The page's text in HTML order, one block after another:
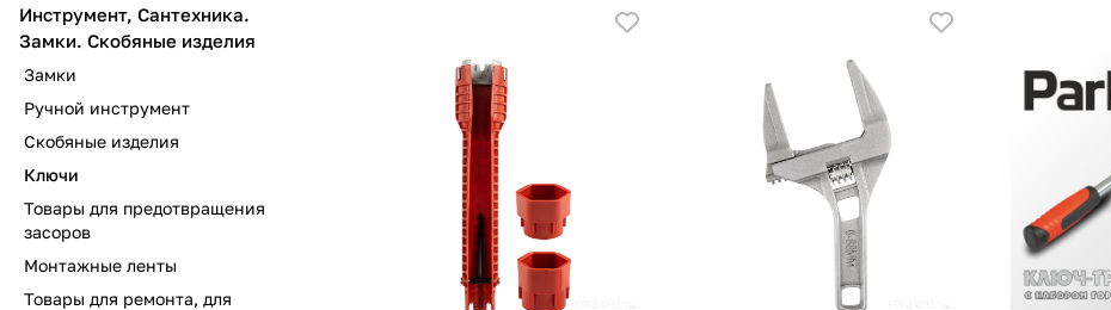
Инструмент, Сантехника.
Замки. Скобяные изделия
Замки
Ручной инструмент
Скобяные изделия
Ключи
Товары для предотвращения
засоров
Монтажные ленты
Товары для ремонта, для